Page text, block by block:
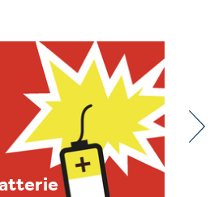
Europaspiegel
2025